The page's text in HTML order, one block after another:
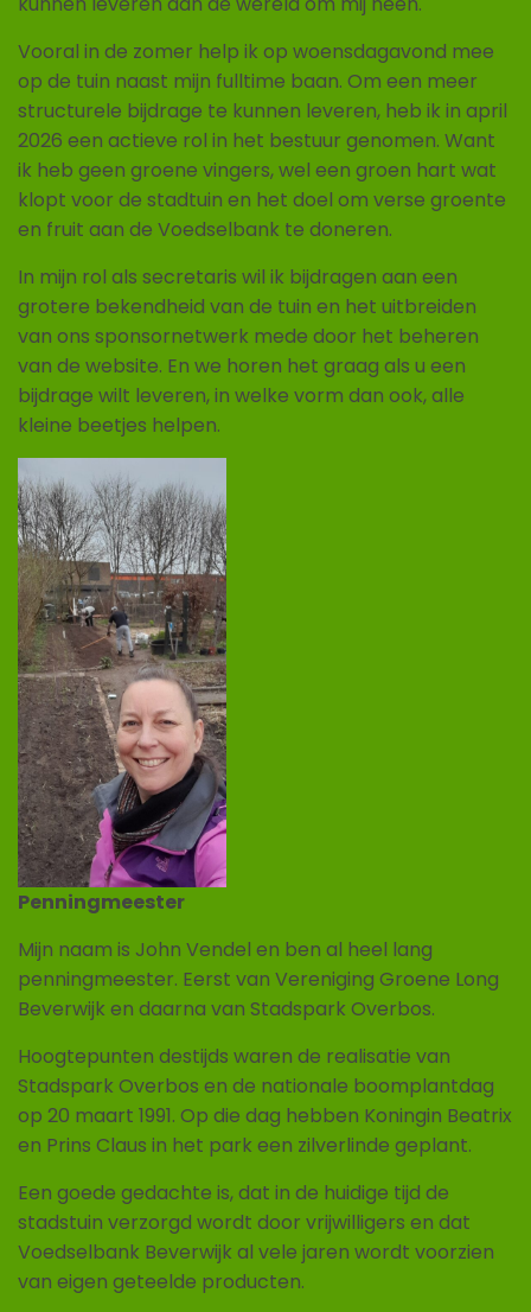
Vooral in de zomer help ik op woensdagavond mee
op de tuin naast mijn fulltime baan. Om een meer
structurele bijdrage te kunnen leveren, heb ik in april
2026 een actieve rol in het bestuur genomen. Want
ik heb geen groene vingers, wel een groen hart wat
klopt voor de stadtuin en het doel om verse groente
en fruit aan de Voedselbank te doneren.
In mijn rol als secretaris wil ik bijdragen aan een
grotere bekendheid van de tuin en het uitbreiden
van ons sponsornetwerk mede door het beheren
van de website. En we horen het graag als u een
bijdrage wilt leveren, in welke vorm dan ook, alle
kleine beetjes helpen.
Penningmeester
Mijn naam is John Vendel en ben al heel lang
penningmeester. Eerst van Vereniging Groene Long
Beverwijk en daarna van Stadspark Overbos.
Hoogtepunten destijds waren de realisatie van
Stadspark Overbos en de nationale boomplantdag
op 20 maart 1991. Op die dag hebben Koningin Beatrix
en Prins Claus in het park een zilverlinde geplant.
Een goede gedachte is, dat in de huidige tijd de
stadstuin verzorgd wordt door vrijwilligers en dat
Voedselbank Beverwijk al vele jaren wordt voorzien
van eigen geteelde producten.